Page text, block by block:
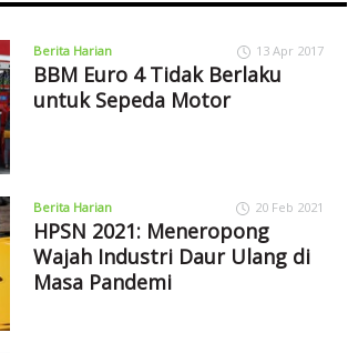
Berita Harian 13 Apr 2017
BBM Euro 4 Tidak Berlaku
untuk Sepeda Motor
Berita Harian 20 Feb 2021
HPSN 2021: Meneropong
Wajah Industri Daur Ulang di
Masa Pandemi